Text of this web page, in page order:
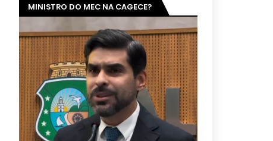
MINISTRO DO MEC NA CAGECE?